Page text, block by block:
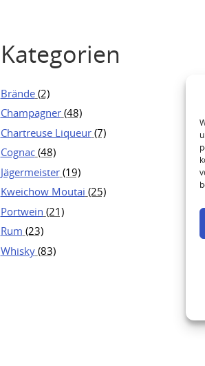
Kategorien
Brände (2)
Champagner (48)
Chartreuse Liqueur (7)
Cognac (48)
Jägermeister (19)
Kweichow Moutai (25)
Portwein (21)
Rum (23)
Whisky (83)